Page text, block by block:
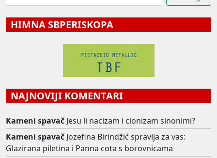
HIMNA SBPERISKOPA
NAJNOVIJI KOMENTARI
Kameni spavač Jesu li nacizam i cionizam sinonimi?
Kameni spavač Jozefina Birindžić spravlja za vas:
Glazirana piletina i Panna cota s borovnicama